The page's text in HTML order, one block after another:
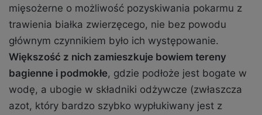
mięsożerne o możliwość pozyskiwania pokarmu z
trawienia białka zwierzęcego, nie bez powodu
głównym czynnikiem było ich występowanie.
Większość z nich zamieszkuje bowiem tereny
bagienne i podmokłe, gdzie podłoże jest bogate w
wodę, a ubogie w składniki odżywcze (zwłaszcza
azot, który bardzo szybko wypłukiwany jest z